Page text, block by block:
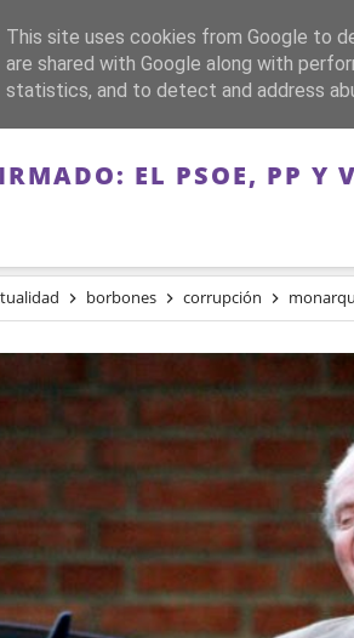
PORTADA
EL PSOE, PP Y
borbones corrupción
This site uses cookies from Google to
are shared with Google along with
statistics, and to detect and address